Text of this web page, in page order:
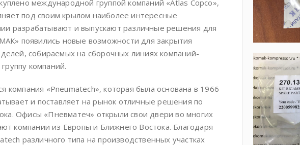
международной группой компаний «Atlas Copco»,
под своим крылом наиболее интересные
разрабатывают и выпускают различные решения для
появились новые возможности для закрытия
собираемых на сборочных линиях компаний-
компаний.
компания «Pneumatech», которая была основана в 1966
и поставляет на рынок отличные решения по
Офисы «Пневматеч» открыли свои двери во многих
компании из Европы и Ближнего Востока. Благодаря
различного типа на производственных участках